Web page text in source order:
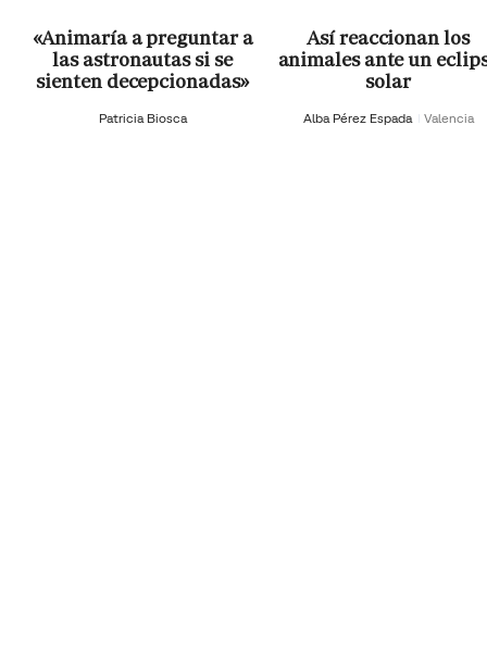
«Animaría a preguntar a
las astronautas si se
sienten decepcionadas»
Patricia Biosca
Así reaccionan los
animales ante un
solar
Alba Pérez Espada Valencia